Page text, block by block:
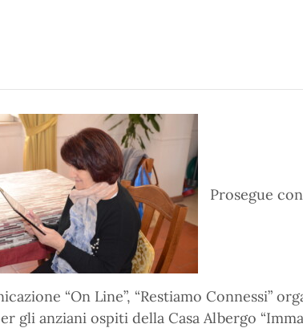
Prosegue
“On Line”, “Restiamo Connessi”
gli anziani ospiti della Casa Albergo